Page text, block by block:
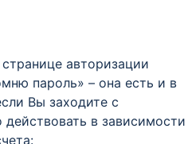
авторизации
пароль» – она есть и в
Вы заходите с
в зависимости